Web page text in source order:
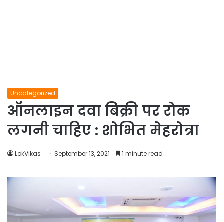
Uncategorized
ऑनलाइन दवा बिक्री पर रोक
लगनी चाहिए : शोभित मेहरोत्रा
LokVikas September 13, 2021 1 minute read